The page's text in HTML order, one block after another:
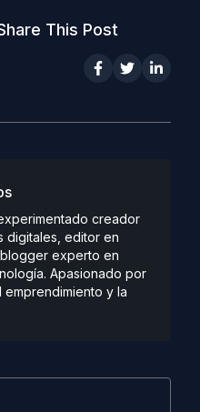
This Post
creador
digitales, editor en
experto en
Apasionado por
emprendimiento y la